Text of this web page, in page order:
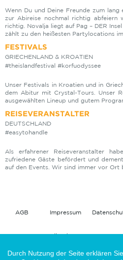
Wenn Du und Deine Freunde zum lang
zur Abireise nochmal richtig abfeiern
richtig. Novalja liegt auf Pag – DER
zählt zu den heißesten Partylocations
FESTIVALS
GRIECHENLAND & KROATIEN
#theislandfestival #korfuodyssee
Unser Festivals in Kroatien und in
dem Abitur mit Crystal-Tours. Unser
ausgewählten Lineup und gutem
REISEVERANSTALTER
DEUTSCHLAND
#easytohandle
Als erfahrener Reiseveranstalter
zufriedene Gäste befördert und
auf den Events. Wir sind immer vor Ort
AGB Impressum
Feedback
Durch Nutzung der Seite erklären